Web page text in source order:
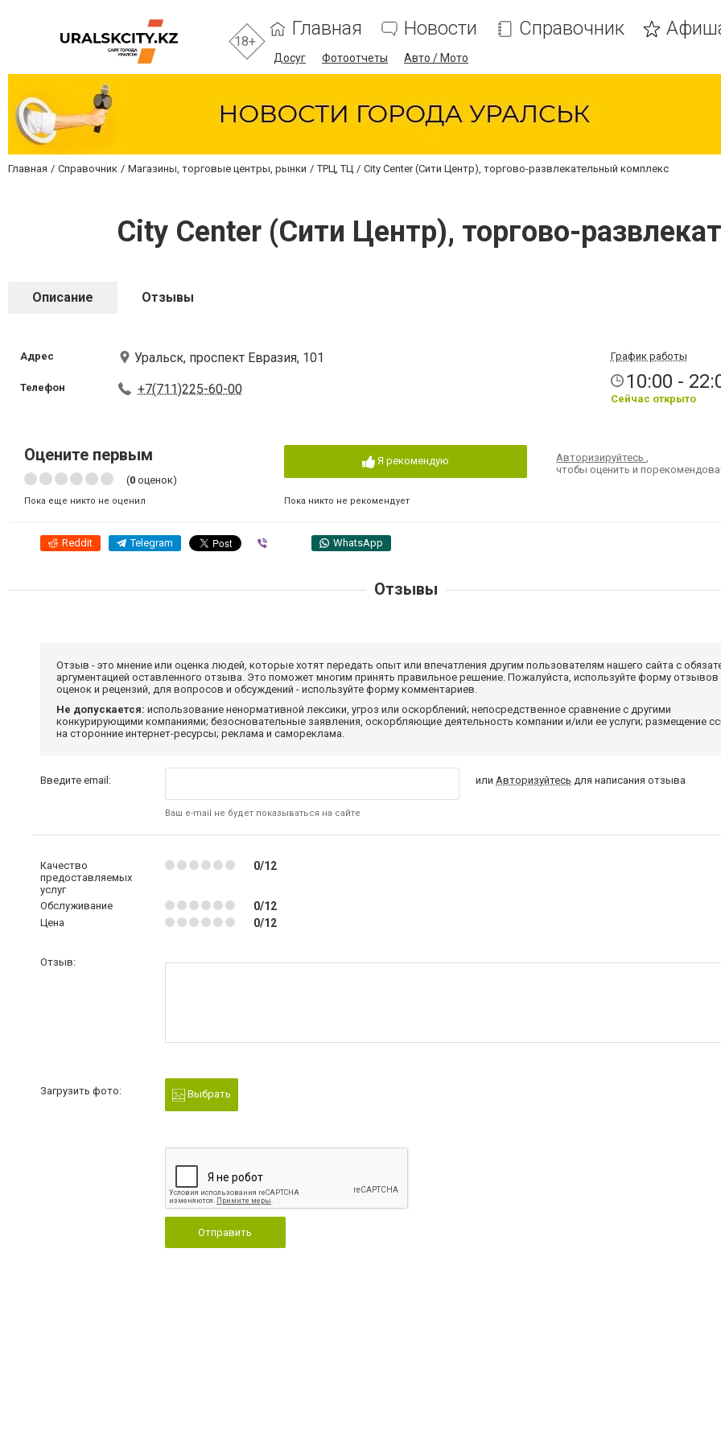
18+
Главная Новости Справочник
Досуг Фотоотчеты Авто / Мото
Главная Справочник Магазины, торговые центры, рынки ТРЦ, ТЦ City Center (Сити Центр), торгово-развлекательный комплекс
City Center (Сити Центр), торгово-
Описание Отзывы
Адрес Уральск, проспект Евразия, 101
Телефон +7(711)225-60-00
График работы
10:00 -
Сейчас открыто
Оцените первым
(0 оценок)
Пока еще никто не оценил
Я рекомендую
Пока никто не рекомендует
Авторизируйтесь,
чтобы оценить и
Reddit Telegram WhatsApp
Отзывы
Отзыв - это мнение или оценка людей, которые хотят передать опыт или впечатления другим пользователям нашего сайта с
аргументацией оставленного отзыва. Это поможет многим принять правильное решение. Пожалуйста, используйте форму отзывов
оценок и рецензий, для вопросов и обсуждений - используйте форму комментариев.
Не допускается: использование ненормативной лексики, угроз или оскорблений; непосредственное сравнение с другими
конкурирующими компаниями; безосновательные заявления, оскорбляющие деятельность компании и/или ее услуги; размещение
на сторонние интернет-ресурсы; реклама и самореклама.
Введите email:
Ваш e-mail не будет показываться на сайте
илиАвторизуйтесь для написания отзыва
Качество
предоставляемых
услуг
0/12
Обслуживание 0/12
Цена 0/12
Отзыв:
Загрузить фото: Выбрать
Отправить